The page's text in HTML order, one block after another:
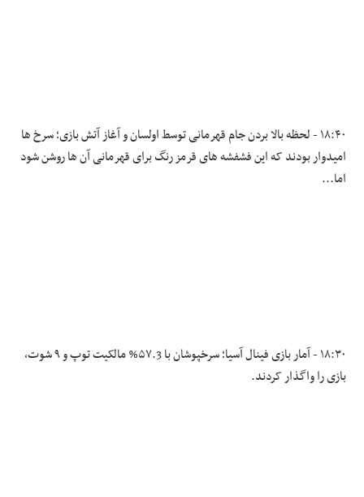
۱۸:۴۰ - لحظه بالا بردن جام قهرمانی توسط اولسان و آغاز آتش بازی؛ سرخ ها
امیدوار بودند که این فشفشه های قرمز رنگ برای قهرمانی آن ها روشن شود
اما...
۱۸:۳۰ - آمار بازی فینال آسیا؛ سرخپوشان با ۵۷.3% مالکیت توپ و ۹ شوت،
بازی را واگذار کردند.